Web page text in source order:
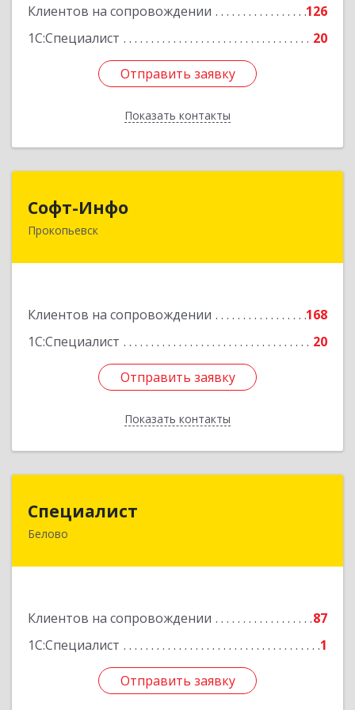
Клиентов на сопровождении
126
1С:Специалист
20
Отправить заявку
Показать контакты
Отправить заявку
Назад
Софт-Инфо
Прокопьевск
Клиентов на сопровождении
168
1С:Специалист
20
Отправить заявку
Показать контакты
653039, Кемеровская область - Кузбасс,
Подробнее
Отправить заявку
Назад
Специалист
Белово
Клиентов на сопровождении
87
1С:Специалист
1
Отправить заявку
Кемеровская обл, Белово г, Ленина ул, дом №
Отправить заявку